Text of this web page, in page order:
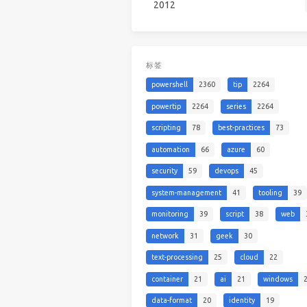
2012
标签
powershell 2360 tip 2264
powertip 2264 series 2264
scripting 78 best-practices 73
automation 66 azure 60
security 59 devops 45
system-management 41 tooling 39
monitoring 39 script 38 web
network 31 geek 30
text-processing 25 cloud 22
container 21 ai 21 windows
data-format 20 identity 19